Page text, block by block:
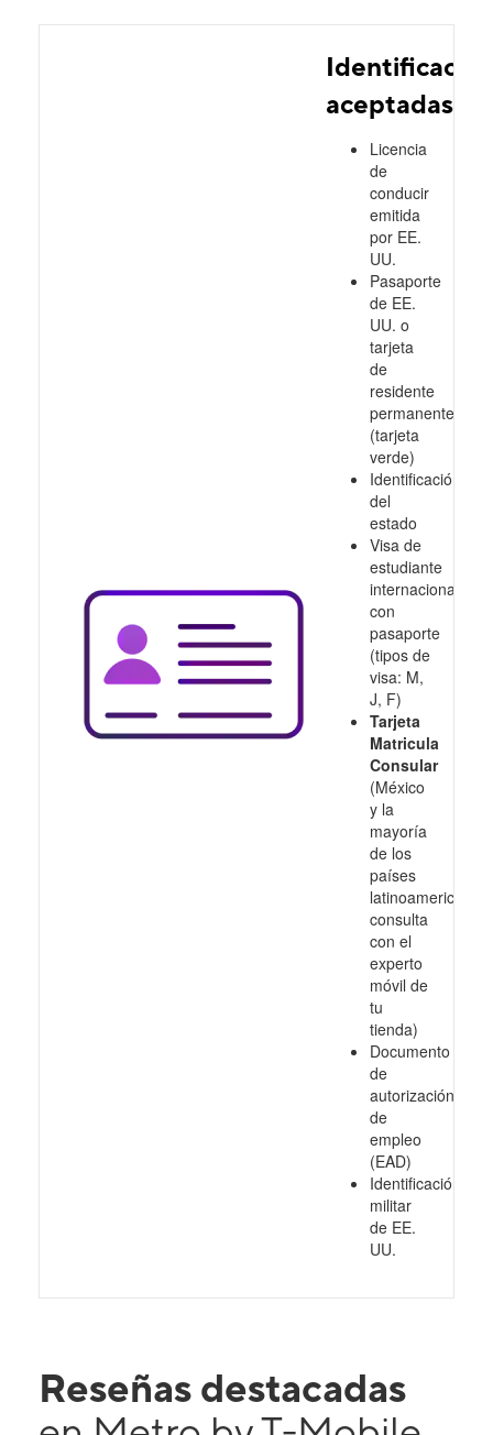
aceptadas
Licencia
de
conducir
emitida
por EE.
UU.
Pasaporte
de EE.
UU. o
tarjeta
de
residente
permanente
(tarjeta
verde)
Identificación
del
estado
Visa de
estudiante
internacional
con
pasaporte
(tipos de
visa: M,
J, F)
Tarjeta
Matricula
Consular
(México
y la
mayoría
de los
países
latinoamericanos,
consulta
con el
experto
móvil de
tu
tienda)
Documento
de
autorización
de
empleo
(EAD)
Identificación
militar
de EE.
UU.
Reseñas destacadas